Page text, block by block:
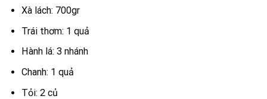
Xà lách: 700gr
Trái thơm: 1 quả
Hành lá: 3 nhánh
Chanh: 1 quả
Tỏi: 2 củ